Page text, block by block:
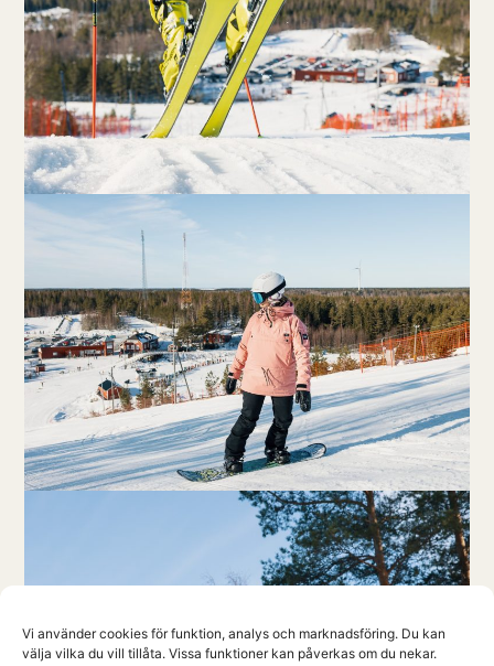
Vi använder cookies för funktion, analys och marknadsföring. Du kan
välja vilka du vill tillåta. Vissa funktioner kan påverkas om du nekar.